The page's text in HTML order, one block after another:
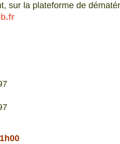
sur la plateforme de